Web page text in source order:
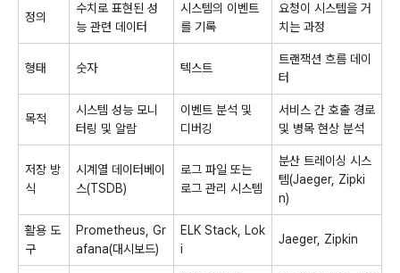
정의
수치로 표현된 성
능 관련 데이터
시스템의 이벤트
를 기록
요청이 시스템을 거
치는 과정
형태 숫자 텍스트
트랜잭션 흐름 데이
터
목적
시스템 성능 모니
터링 및 알람
이벤트 분석 및
디버깅
서비스 간 호출 경로
및 병목 현상 분석
저장 방
식
시계열 데이터베이
스(TSDB)
로그 파일 또는
로그 관리 시스템
분산 트레이싱 시스
템(Jaeger, Zipki
n)
활용 도
구
Prometheus, Gr
afana(대시보드)
ELK Stack, Lok
i
Jaeger, Zipkin